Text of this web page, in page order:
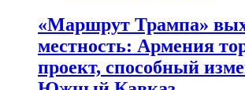
«Маршрут Трампа»
местность: Армения
проект, способный